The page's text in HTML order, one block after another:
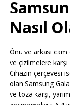
Nasıl
Önü ve arkası
ve çizilmelere
Cihazın çerçevesi
olan Samsung
ve toza karşı,